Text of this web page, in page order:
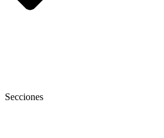
Secciones